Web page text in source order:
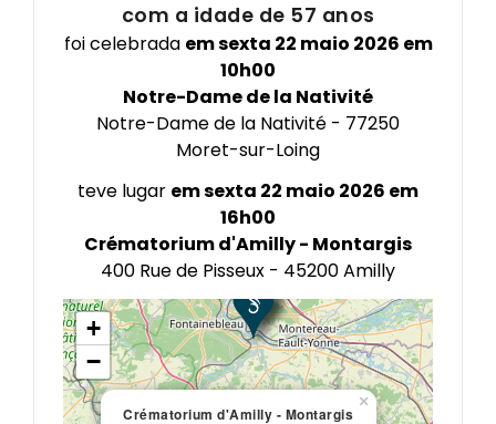
com a idade de 57 anos
foi celebrada em sexta 22 maio 2026 em
10h00
Notre-Dame de la Nativité
Notre-Dame de la Nativité - 77250
Moret-sur-Loing
teve lugar em sexta 22 maio 2026 em
16h00
Crématorium d'Amilly - Montargis
400 Rue de Pisseux - 45200 Amilly
Notre-Dame de la Nativité
Notre-Dame de la Nativité
77250
Obtenir l'itinéraire
Crématorium d'Amilly - Montargis
×
+
−